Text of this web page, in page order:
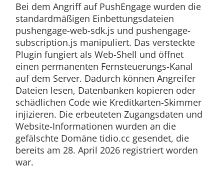
Bei dem Angriff auf PushEngage wurden die
standardmäßigen Einbettungsdateien
pushengage-web-sdk.js und pushengage-
subscription.js manipuliert. Das versteckte
Plugin fungiert als Web-Shell und öffnet
einen permanenten Fernsteuerungs-Kanal
auf dem Server. Dadurch können Angreifer
Dateien lesen, Datenbanken kopieren oder
schädlichen Code wie Kreditkarten-Skimmer
injizieren. Die erbeuteten Zugangsdaten und
Website-Informationen wurden an die
gefälschte Domäne tidio.cc gesendet, die
bereits am 28. April 2026 registriert worden
war.